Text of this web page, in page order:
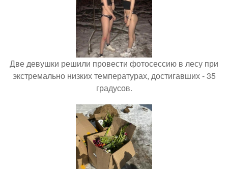
Две девушки решили провести фотосессию в лесу при
экстремально низких температурах, достигавших - 35
градусов.